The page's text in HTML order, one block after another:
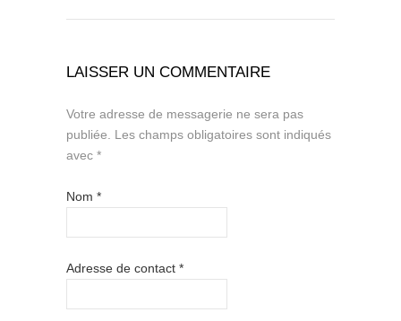
LAISSER UN COMMENTAIRE
Votre adresse de messagerie ne sera pas
publiée.
Les champs obligatoires sont indiqués
avec *
Nom *
Adresse de contact *